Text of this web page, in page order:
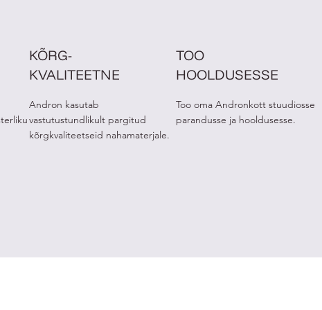
KÕRG-
KVALITEETNE
Andron kasutab
vastutustundlikult pargitud
kõrgkvaliteetseid nahamaterjale.
TOO
HOOLDUSESSE
Too oma Andronkott stuudiosse
parandusse ja hooldusesse.